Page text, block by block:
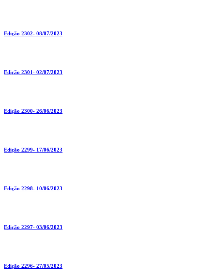
Edição 2302- 08/07/2023
Edição 2301- 02/07/2023
Edição 2300- 26/06/2023
Edição 2299- 17/06/2023
Edição 2298- 10/06/2023
Edição 2297- 03/06/2023
Edição 2296- 27/05/2023